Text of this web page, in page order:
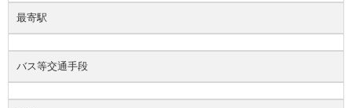
最寄駅
バス等交通手段